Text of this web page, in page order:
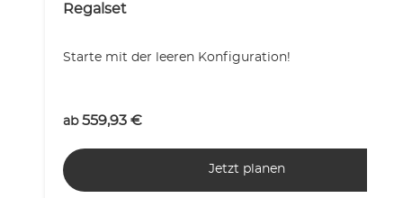
Regalset
Starte mit der leeren Konfiguration!
ab 559,93 €
Jetzt planen